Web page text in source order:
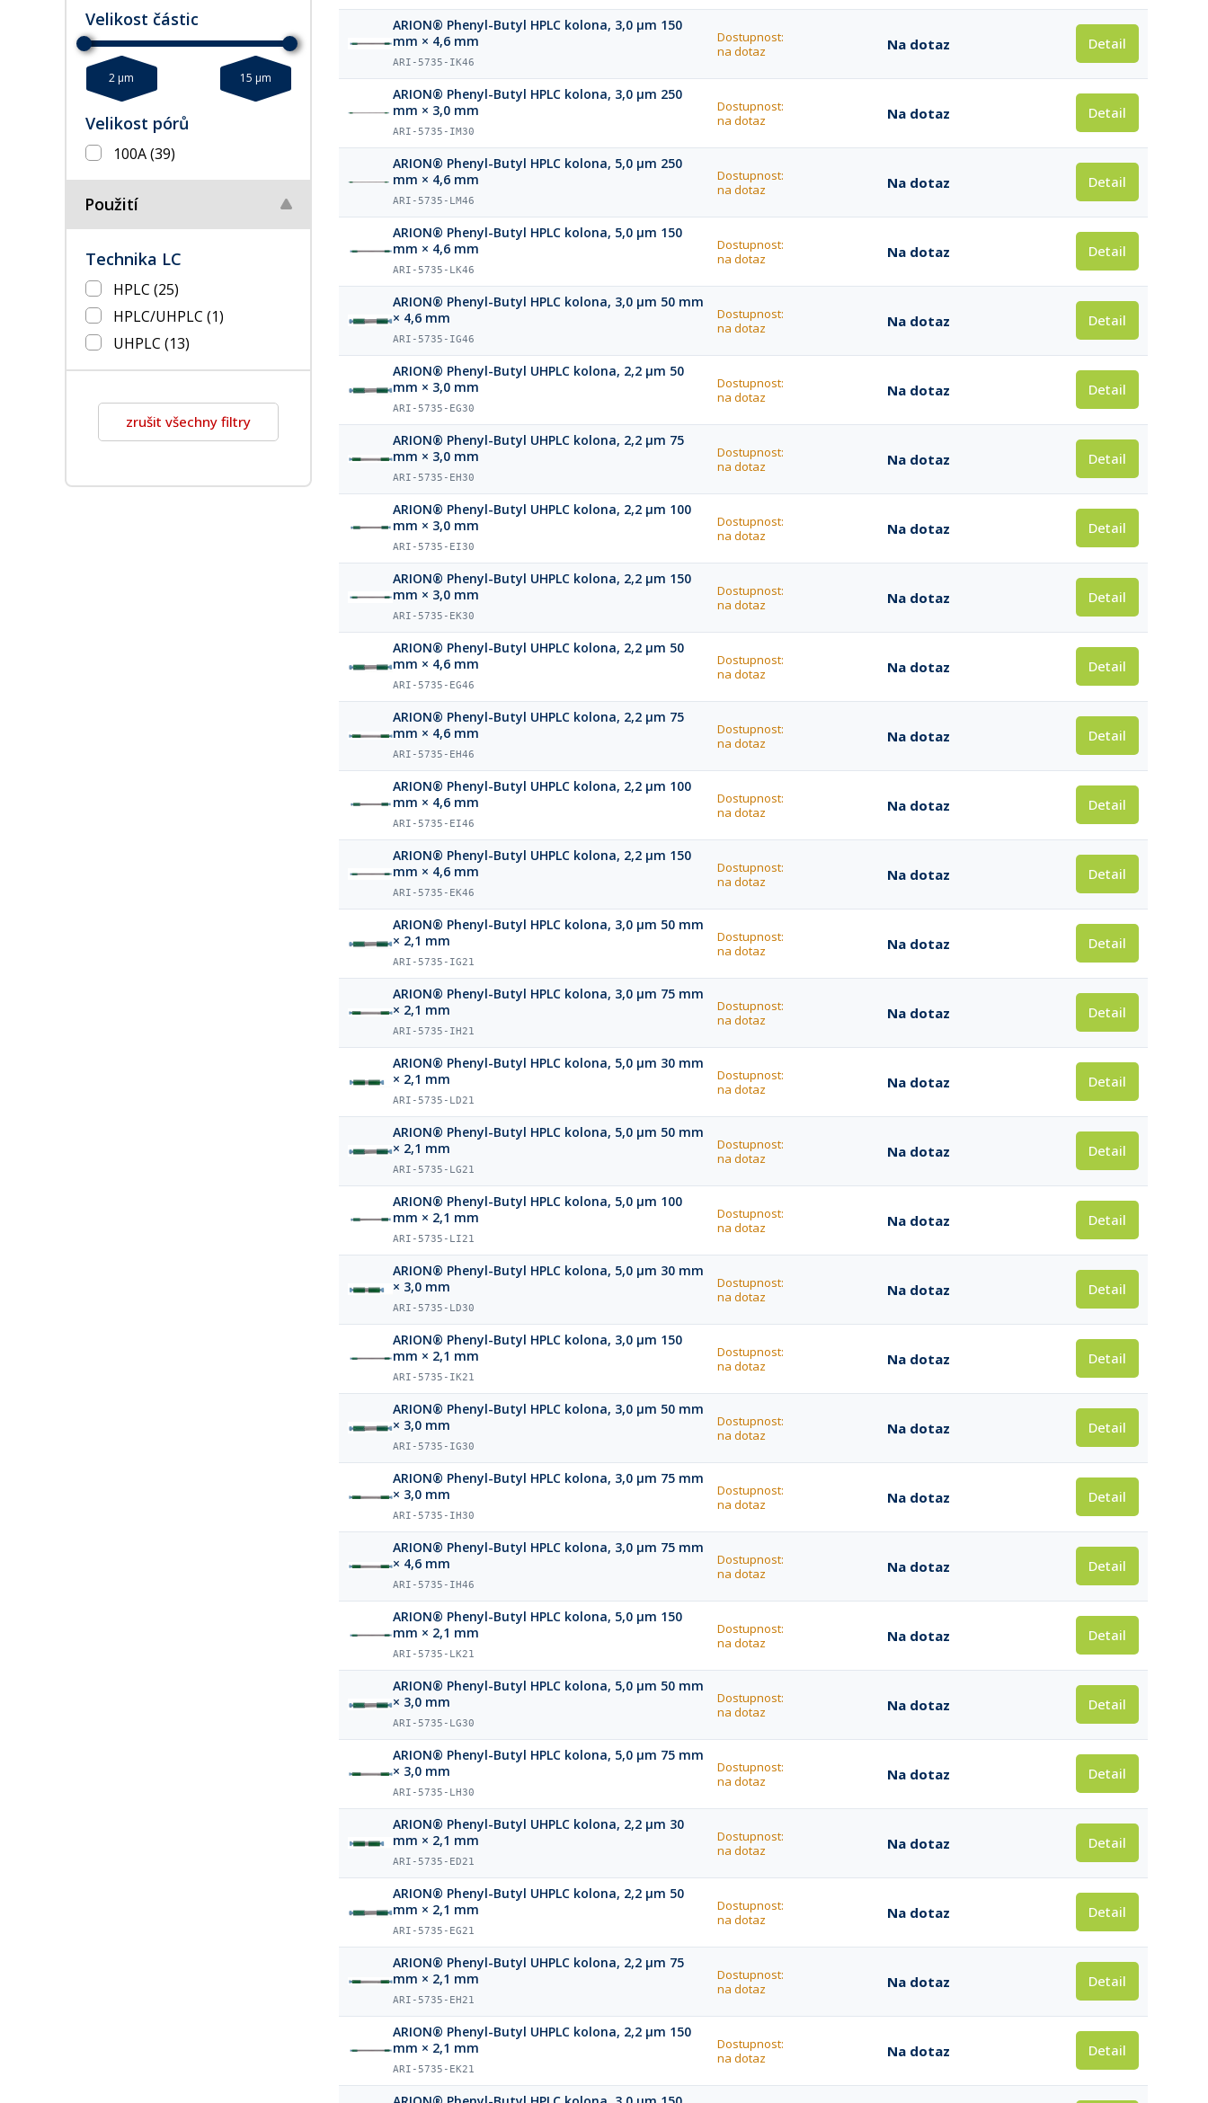
Velikost částic
2 µm 15 µm
Velikost pórů
100A(39)
Použití
Technika LC
HPLC (25)
HPLC/UHPLC (1)
UHPLC (13)
zrušit všechny filtry
ARION® Phenyl-Butyl HPLC kolona, 3,0 µm 150
mm × 4,6 mm
ARI-5735-IK46
Dostupnost:
na dotaz
Na dotaz Detail
ARION® Phenyl-Butyl HPLC kolona, 3,0 µm 250
mm × 3,0 mm
ARI-5735-IM30
Dostupnost:
na dotaz
Na dotaz Detail
ARION® Phenyl-Butyl HPLC kolona, 5,0 µm 250
mm × 4,6 mm
ARI-5735-LM46
Dostupnost:
na dotaz
Na dotaz Detail
ARION® Phenyl-Butyl HPLC kolona, 5,0 µm 150
mm × 4,6 mm
ARI-5735-LK46
Dostupnost:
na dotaz
Na dotaz Detail
ARION® Phenyl-Butyl HPLC kolona, 3,0 µm 50 mm
× 4,6 mm
ARI-5735-IG46
Dostupnost:
na dotaz
Na dotaz Detail
ARION® Phenyl-Butyl UHPLC kolona, 2,2 µm 50
mm × 3,0 mm
ARI-5735-EG30
Dostupnost:
na dotaz
Na dotaz Detail
ARION® Phenyl-Butyl UHPLC kolona, 2,2 µm 75
mm × 3,0 mm
ARI-5735-EH30
Dostupnost:
na dotaz
Na dotaz Detail
ARION® Phenyl-Butyl UHPLC kolona, 2,2 µm 100
mm × 3,0 mm
ARI-5735-EI30
Dostupnost:
na dotaz
Na dotaz Detail
ARION® Phenyl-Butyl UHPLC kolona, 2,2 µm 150
mm × 3,0 mm
ARI-5735-EK30
Dostupnost:
na dotaz
Na dotaz Detail
ARION® Phenyl-Butyl UHPLC kolona, 2,2 µm 50
mm × 4,6 mm
ARI-5735-EG46
Dostupnost:
na dotaz
Na dotaz Detail
ARION® Phenyl-Butyl UHPLC kolona, 2,2 µm 75
mm × 4,6 mm
ARI-5735-EH46
Dostupnost:
na dotaz
Na dotaz Detail
ARION® Phenyl-Butyl UHPLC kolona, 2,2 µm 100
mm × 4,6 mm
ARI-5735-EI46
Dostupnost:
na dotaz
Na dotaz Detail
ARION® Phenyl-Butyl UHPLC kolona, 2,2 µm 150
mm × 4,6 mm
ARI-5735-EK46
Dostupnost:
na dotaz
Na dotaz Detail
ARION® Phenyl-Butyl HPLC kolona, 3,0 µm 50 mm
× 2,1 mm
ARI-5735-IG21
Dostupnost:
na dotaz
Na dotaz Detail
ARION® Phenyl-Butyl HPLC kolona, 3,0 µm 75 mm
× 2,1 mm
ARI-5735-IH21
Dostupnost:
na dotaz
Na dotaz Detail
ARION® Phenyl-Butyl HPLC kolona, 5,0 µm 30 mm
× 2,1 mm
ARI-5735-LD21
Dostupnost:
na dotaz
Na dotaz Detail
ARION® Phenyl-Butyl HPLC kolona, 5,0 µm 50 mm
× 2,1 mm
ARI-5735-LG21
Dostupnost:
na dotaz
Na dotaz Detail
ARION® Phenyl-Butyl HPLC kolona, 5,0 µm 100
mm × 2,1 mm
ARI-5735-LI21
Dostupnost:
na dotaz
Na dotaz Detail
ARION® Phenyl-Butyl HPLC kolona, 5,0 µm 30 mm
× 3,0 mm
ARI-5735-LD30
Dostupnost:
na dotaz
Na dotaz Detail
ARION® Phenyl-Butyl HPLC kolona, 3,0 µm 150
mm × 2,1 mm
ARI-5735-IK21
Dostupnost:
na dotaz
Na dotaz Detail
ARION® Phenyl-Butyl HPLC kolona, 3,0 µm 50 mm
× 3,0 mm
ARI-5735-IG30
Dostupnost:
na dotaz
Na dotaz Detail
ARION® Phenyl-Butyl HPLC kolona, 3,0 µm 75 mm
× 3,0 mm
ARI-5735-IH30
Dostupnost:
na dotaz
Na dotaz Detail
ARION® Phenyl-Butyl HPLC kolona, 3,0 µm 75 mm
× 4,6 mm
ARI-5735-IH46
Dostupnost:
na dotaz
Na dotaz Detail
ARION® Phenyl-Butyl HPLC kolona, 5,0 µm 150
mm × 2,1 mm
ARI-5735-LK21
Dostupnost:
na dotaz
Na dotaz Detail
ARION® Phenyl-Butyl HPLC kolona, 5,0 µm 50 mm
× 3,0 mm
ARI-5735-LG30
Dostupnost:
na dotaz
Na dotaz Detail
ARION® Phenyl-Butyl HPLC kolona, 5,0 µm 75 mm
× 3,0 mm
ARI-5735-LH30
Dostupnost:
na dotaz
Na dotaz Detail
ARION® Phenyl-Butyl UHPLC kolona, 2,2 µm 30
mm × 2,1 mm
ARI-5735-ED21
Dostupnost:
na dotaz
Na dotaz Detail
ARION® Phenyl-Butyl UHPLC kolona, 2,2 µm 50
mm × 2,1 mm
ARI-5735-EG21
Dostupnost:
na dotaz
Na dotaz Detail
ARION® Phenyl-Butyl UHPLC kolona, 2,2 µm 75
mm × 2,1 mm
ARI-5735-EH21
Dostupnost:
na dotaz
Na dotaz Detail
ARION® Phenyl-Butyl UHPLC kolona, 2,2 µm 150
mm × 2,1 mm
ARI-5735-EK21
Dostupnost:
na dotaz
Na dotaz Detail